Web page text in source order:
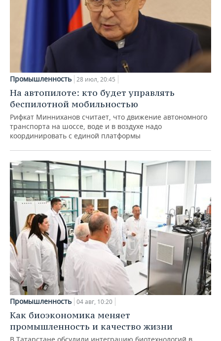
Промышленность 28 июл, 20:45
На автопилоте: кто будет управлять
беспилотной мобильностью
Рифкат Минниханов считает, что движение автономного
транспорта на шоссе, воде и в воздухе надо
координировать с единой платформы
Промышленность 04 авг, 10:20
Как биоэкономика меняет
промышленность и качество жизни